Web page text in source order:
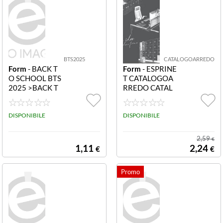
BTS2025
Form - BACK T
O SCHOOL BTS
2025 >BACK T
O SCHOOL 202
5
DISPONIBILE
1,11 €
CATALOGOARREDO
Form - ESPRINE
T CATALOGOA
RREDO CATAL
OGO ARREDO
ESPRINET
DISPONIBILE
2,59€
2,24 €